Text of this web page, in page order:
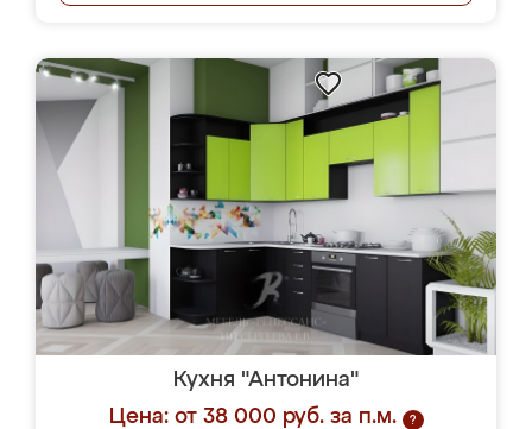
Кухня "Антонина"
Цена: от 38 000 руб. за п.м.
?